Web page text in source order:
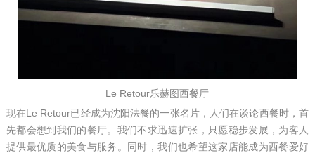
Le Retour乐赫图西餐厅
现在Le Retour已经成为沈阳法餐的一张名片，人们在谈论西餐时，首
先都会想到我们的餐厅。我们不求迅速扩张，只愿稳步发展，为客人
提供最优质的美食与服务。同时，我们也希望这家店能成为西餐爱好